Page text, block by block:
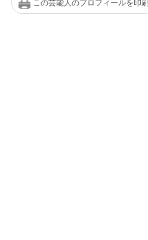
この芸能人のプロフィールを印刷